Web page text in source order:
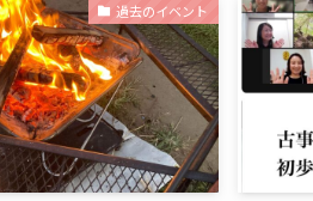
過去のイベント